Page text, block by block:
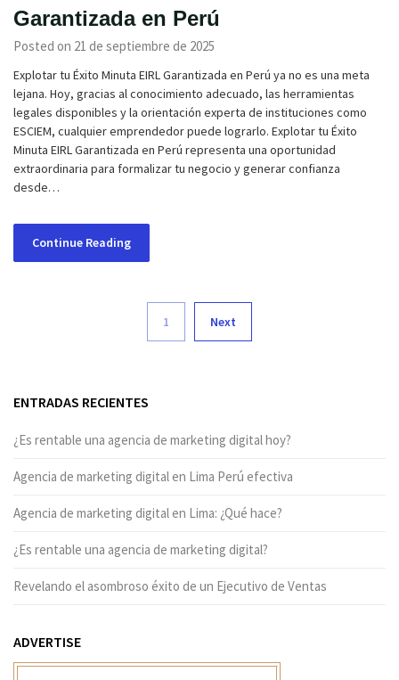
Garantizada en Perú
Posted on 21 de septiembre de 2025
Explotar tu Éxito Minuta EIRL Garantizada en Perú ya no es una meta
lejana. Hoy, gracias al conocimiento adecuado, las herramientas
legales disponibles y la orientación experta de instituciones como
ESCIEM, cualquier emprendedor puede lograrlo. Explotar tu Éxito
Minuta EIRL Garantizada en Perú representa una oportunidad
extraordinaria para formalizar tu negocio y generar confianza
desde…
Continue Reading
1 Next
ENTRADAS RECIENTES
¿Es rentable una agencia de marketing digital hoy?
Agencia de marketing digital en Lima Perú efectiva
Agencia de marketing digital en Lima: ¿Qué hace?
¿Es rentable una agencia de marketing digital?
Revelando el asombroso éxito de un Ejecutivo de Ventas
ADVERTISE